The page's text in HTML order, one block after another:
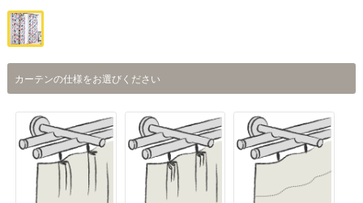
カーテンの仕様をお選びください